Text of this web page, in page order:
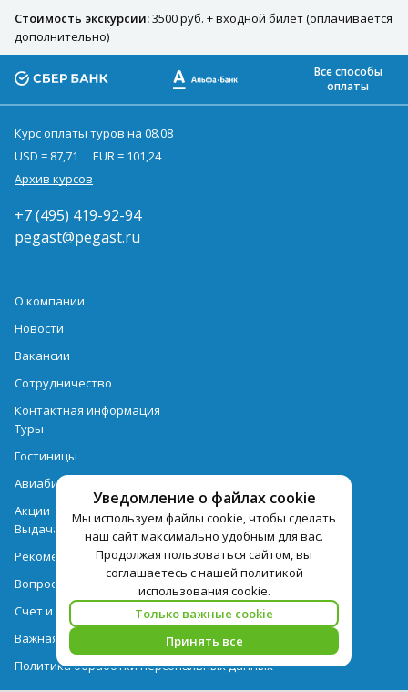
Стоимость экскурсии:3500 руб. + входной билет (оплачивается
дополнительно)
Уведомление о файлах cookie
Мы используем файлы cookie, чтобы сделать
наш сайт максимально удобным для вас.
Продолжая пользоваться сайтом, вы
соглашаетесь с нашей политикой
использования cookie.
Только важные cookie
Принять все
Все способы
оплаты
Курс оплаты туров на 08.08
USD = 87,71
EUR = 101,24
Архив курсов
+7 (495) 419-92-94
pegast@pegast.ru
О компании
Новости
Вакансии
Сотрудничество
Контактная информация
Туры
Гостиницы
Авиабилеты
Акции
Выдача документов
Рекомендации
Вопрос-ответ
Счет и оплата
Важная информация по турпродукту
Политика обработки персональных данных